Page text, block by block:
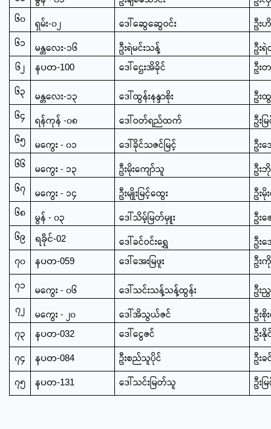
၆၀
ရှမ်း-၀၂ ဒေါ်ဆွေဆွေဝင်း
ဦး
၆၁
မန္တလေး-၁၆ ဦးရဲမင်းသန့်
ဦး
၆၂
နပတ-100 ဒေါ်ဌေးအိခိုင်
ဦး
၆၃
မန္တလေး-၁၃ ဒေါ်ထွန်းနန္ဒာစိုး
ဦး
၆၄
ရန်ကုန် -၀၈ ဒေါ်ဝတ်ရည်ထက်
ဦး
၆၅
မကွေး - ၀၁ ဒေါ်ခိုင်သဇင်မြင့်
ဦး
၆၆
မကွေး - ၁၃ ဦးမိုးကျော်သူ
ဦး
၆၇
မကွေး - ၁၄ ဦးမျိုးမြင့်ထွေး
ဦးမို
၆၈
မွန် - ၀၃ ဒေါ်သိမ့်မြတ်မှူး
ဦး
၆၉
ရခိုင်-02 ဒေါ်ခင်ဝင်းရွှေ
ဦး
၇၀
နပတ-059 ဒေါ်အေးမြဖူး
ဦး
၇၁
မကွေး - ၀၆ ဒေါ်သင်းသန့်သန့်ထွန်း
ဦး
၇၂
မကွေး - ၂၀ ဒေါ်အိသွယ်ဇင်
ဦး
၇၃
နပတ-032 ဒေါ်ငွေဇင်
ဦးနို
၇၄
နပတ-084 ဦးစည်သူပိုင်
ဦး
၇၅
နပတ-131 ဒေါ်သင်းမြတ်သူ ဦး